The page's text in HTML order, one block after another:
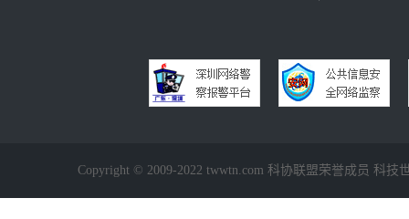
Copyright © 2009-2022 twwtn.com 科协联盟荣誉成员 科